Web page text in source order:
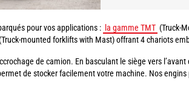
pour vos applications : la gamme TMT (Truck-
mounted forklifts with Mast) offrant 4 chariots
de camion. En basculant le siège vers
de stocker facilement votre machine. Nos